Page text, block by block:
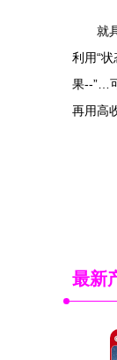
就
利用“
果--”…
再用高
最新